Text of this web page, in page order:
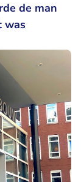
de man
was